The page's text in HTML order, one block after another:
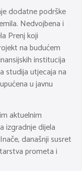
dodatne podrške
Nedvojbena i
Prenj koji
na budućem
institucija
studija utjecaja na
u javnu
aktuelnim
izgradnje dijela
današnji susret
prometa i